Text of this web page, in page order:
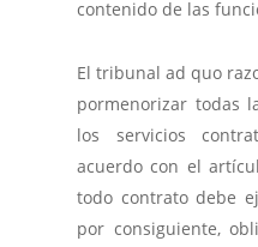
contenido de las
El tribunal ad quo
pormenorizar todas
los servicios
acuerdo con el
todo contrato debe
por consiguiente,